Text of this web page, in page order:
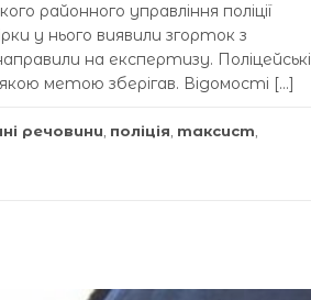
районного управління поліції
у нього виявили згорток з
на експертизу. Поліцейські
метою зберігав. Відомості […]
речовини поліція таксист